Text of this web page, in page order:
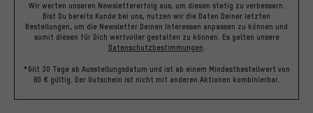
Wir werten unseren Newslettererfolg aus, um diesen stetig zu verbessern.
Bist Du bereits Kunde bei uns, nutzen wir die Daten Deiner letzten
Bestellungen, um die Newsletter Deinen Interessen anpassen zu können und
somit diesen für Dich wertvoller gestalten zu können. Es gelten unsere
Datenschutzbestimmungen.
*Gilt 30 Tage ab Ausstellungsdatum und ist ab einem Mindestbestellwert von
60 € gültig. Der Gutschein ist nicht mit anderen Aktionen kombinierbar.